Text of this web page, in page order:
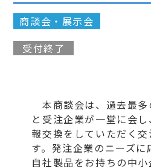
商談会・展示会
受付終了
本商談会は、過去最
と受注企業が一堂に会
報交換をしていただく
す。発注企業のニーズ
自社製品をお持ちの中